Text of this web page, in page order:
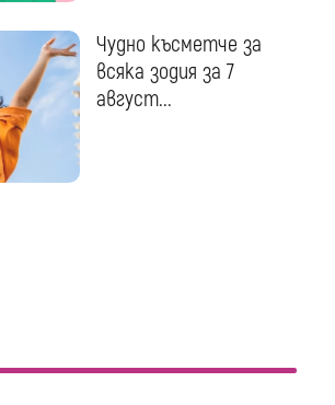
Чудно късметче за
всяка зодия за 7
август...